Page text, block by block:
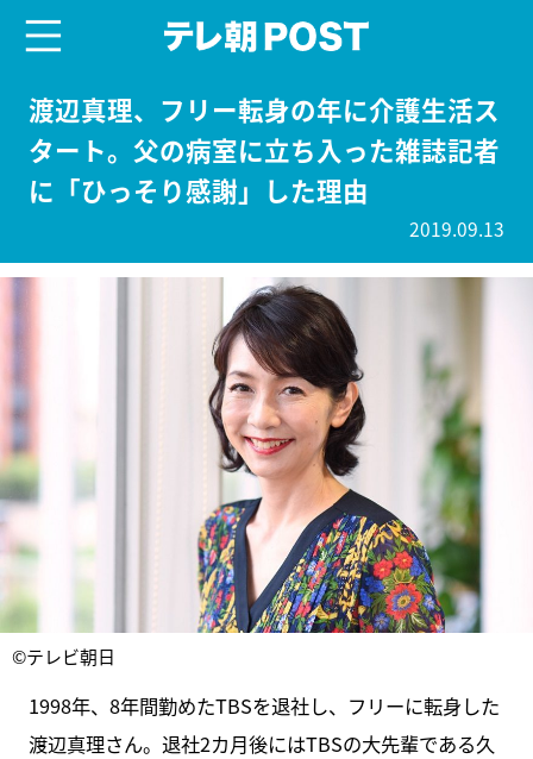
渡辺真理、フリー転身の年に介護生活ス
タート。父の病室に立ち入った雑誌記者
に「ひっそり感謝」した理由
2019.09.13
©テレビ朝日
1998年、8年間勤めたTBSを退社し、フリーに転身した
渡辺真理さん。退社2カ月後にはTBSの大先輩である久